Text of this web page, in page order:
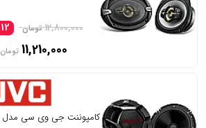
12,800,000 تومان 12 %
11,210,000 تومان
کامپوننت جی وی سی مدل JVC CS-DR600C